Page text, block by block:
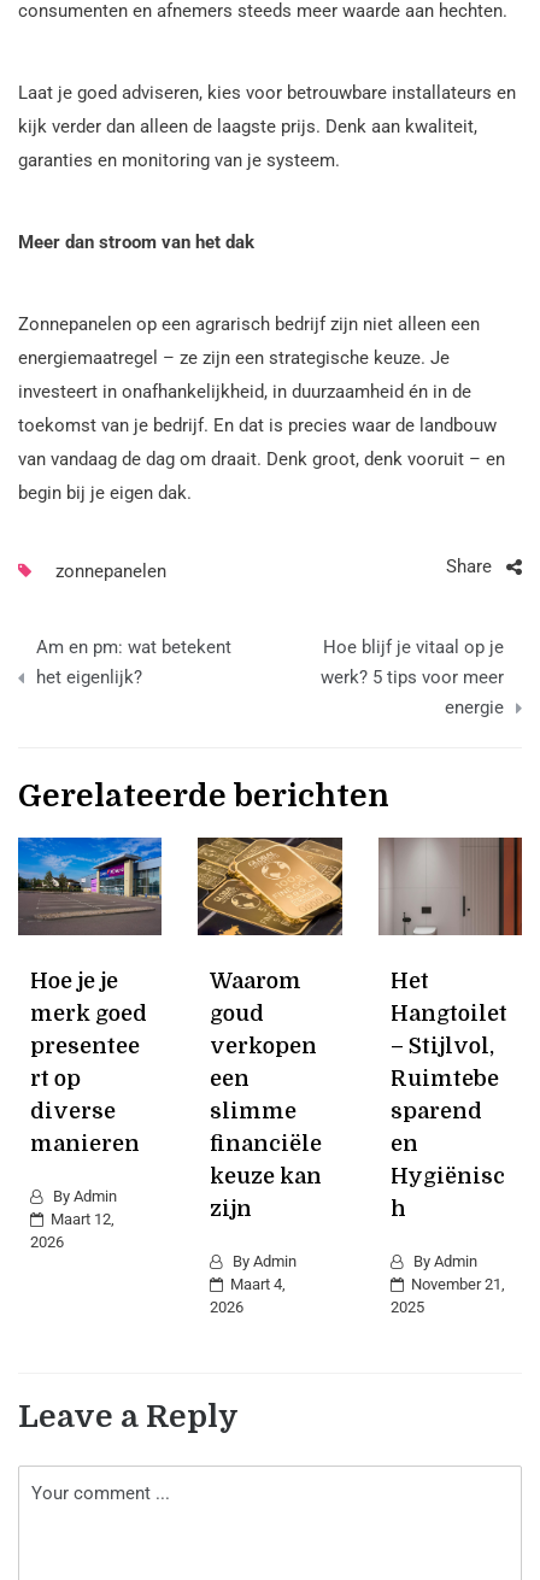
consumenten en afnemers steeds meer waarde aan hechten.
Laat je goed adviseren, kies voor betrouwbare installateurs en
kijk verder dan alleen de laagste prijs. Denk aan kwaliteit,
garanties en monitoring van je systeem.
Meer dan stroom van het dak
Zonnepanelen op een agrarisch bedrijf zijn niet alleen een
energiemaatregel – ze zijn een strategische keuze. Je
investeert in onafhankelijkheid, in duurzaamheid én in de
toekomst van je bedrijf. En dat is precies waar de landbouw
van vandaag de dag om draait. Denk groot, denk vooruit – en
begin bij je eigen dak.
zonnepanelen Share
navigatie
Am en pm: wat betekent
het eigenlijk?
Hoe blijf je vitaal op je
werk? 5 tips voor meer
energie
Gerelateerde berichten
Hoe je je
merk goed
presentee
rt op
diverse
manieren
By Admin
Maart 12,
2026
Waarom
goud
verkopen
een
slimme
financiële
keuze kan
zijn
ByAdmin
Maart 4,
2026
Het
Hangtoilet
– Stijlvol,
Ruimtebe
sparend
en
Hygiënisc
h
By Admin
November 21,
2025
Leave a Reply